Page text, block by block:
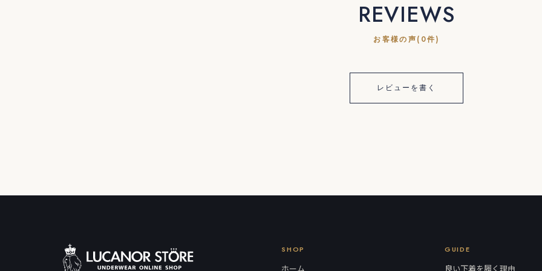
REVIEWS
お客様の声(0件)
レビューを書く
SHOP
ホーム
GUIDE
良い下着を履く理由